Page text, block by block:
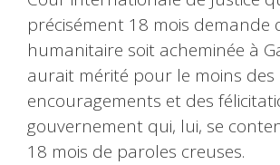
précisément 18 mois demande
humanitaire soit acheminée à
aurait mérité pour le moins des
encouragements et des
gouvernement qui, lui, se
18 mois de paroles creuses.